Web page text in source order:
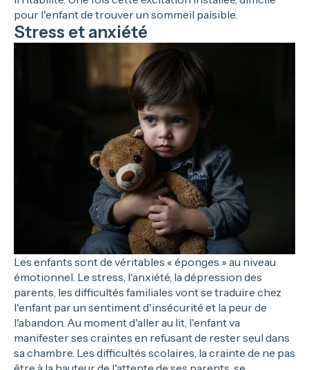
pour l'enfant de trouver un sommeil paisible.
Stress et anxiété
Les enfants sont de véritables « éponges » au niveau
émotionnel. Le stress, l'anxiété, la dépression des
parents, les difficultés familiales vont se traduire chez
l'enfant par un sentiment d'insécurité et la peur de
l'abandon. Au moment d'aller au lit, l'enfant va
manifester ses craintes en refusant de rester seul dans
sa chambre. Les difficultés scolaires, la crainte de ne pas